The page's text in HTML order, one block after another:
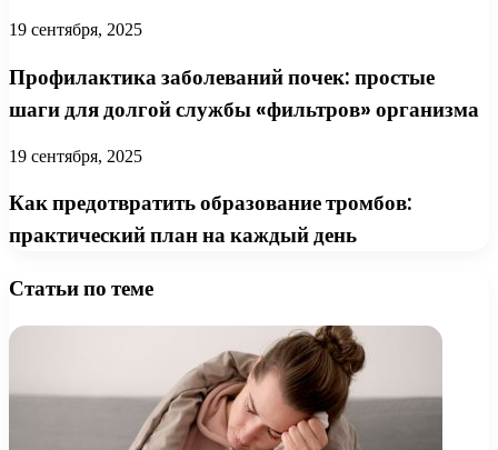
19 сентября, 2025
Профилактика заболеваний почек: простые
шаги для долгой службы «фильтров» организма
19 сентября, 2025
Как предотвратить образование тромбов:
практический план на каждый день
Статьи по теме